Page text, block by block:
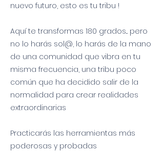
nuevo futuro, esto es tu tribu !
Aquí te transformas 180 grados... pero
no lo harás sol@, lo harás de la mano
de una comunidad que vibra en tu
misma frecuencia, una tribu poco
común que ha decidido salir de la
normalidad para crear realidades
extraordinarias
Practicarás las herramientas más
poderosas y probadas